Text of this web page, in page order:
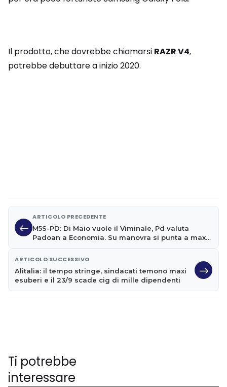
Il prodotto, che dovrebbe chiamarsi RAZR V4,
potrebbe debuttare a inizio 2020.
ARTICOLO PRECEDENTE
M5S-PD: Di Maio vuole il Viminale, Pd valuta
Padoan a Economia. Su manovra si punta a maxi
ARTICOLO SUCCESSIVO
Alitalia: il tempo stringe, sindacati temono maxi
esuberi e il 23/9 scade cig di mille dipendenti
Ti potrebbe
interessare